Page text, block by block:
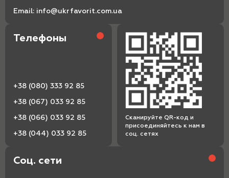
Email: info@ukrfavorit.com.ua
Телефоны
+38 (080) 333 92 85
+38 (067) 033 92 85
+38 (066) 033 92 85
+38 (044) 033 92 85
Соц. сети
Сканируйте QR-код и
присоединяйтесь к нам в
соц. сетях